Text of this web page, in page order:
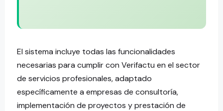
El sistema incluye todas las funcionalidades
necesarias para cumplir con Verifactu en el sector
de servicios profesionales, adaptado
específicamente a empresas de consultoría,
implementación de proyectos y prestación de